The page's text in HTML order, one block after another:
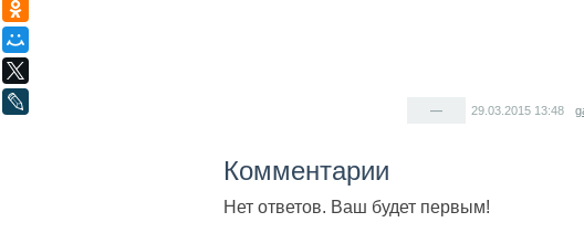
— 29.03.2015 13:48
Комментарии
Нет ответов. Ваш будет первым!